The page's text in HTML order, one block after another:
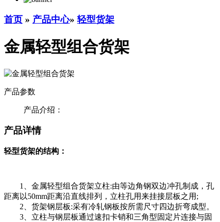
首页 » 产品中心» 轻型货架
金属轻型组合货架
产品参数
产品介绍：
产品详情
轻型货架的结构：
1、金属轻型组合货架立柱:由等边角钢双边冲孔制成，孔
距离以50mm距离沿直线排列，立柱孔用来挂接层板之用;
2、货架钢层板:采有冷轧钢板按所需尺寸四边折弯成型。
3、立柱与钢层板通过速扣卡销和三角型固定片连接与固